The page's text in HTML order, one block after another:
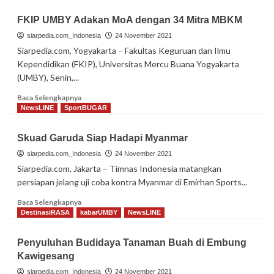
FKIP UMBY Adakan MoA dengan 34 Mitra MBKM
siarpedia.com_Indonesia 24 November 2021
Siarpedia.com, Yogyakarta – Fakultas Keguruan dan Ilmu
Kependidikan (FKIP), Universitas Mercu Buana Yogyakarta
(UMBY), Senin,...
Baca SelengkapnyaRead
more
UMBY
Adakan
MoA
dengan
34
Mitra
MBKM
NewsLINE SportBUGAR
Skuad Garuda Siap Hadapi Myanmar
siarpedia.com_Indonesia 24 November 2021
Siarpedia.com, Jakarta – Timnas Indonesia matangkan
persiapan jelang uji coba kontra Myanmar di Emirhan Sports...
Baca SelengkapnyaRead
more
Garuda
Hadapi
DestinasiRASA kabarUMBY NewsLINE
Penyuluhan Budidaya Tanaman Buah di Embung
Kawigesang
siarpedia.com_Indonesia 24 November 2021